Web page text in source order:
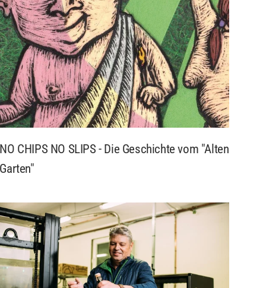
NO CHIPS NO SLIPS - Die Geschichte vom "Alten
Garten"